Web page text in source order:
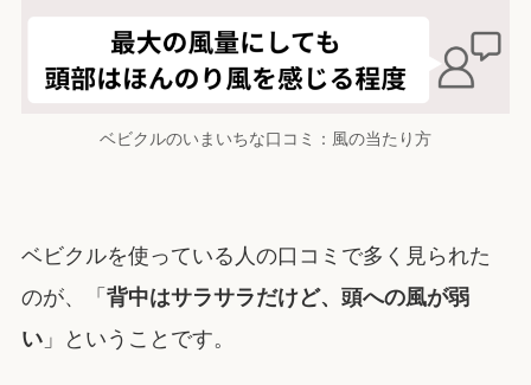
ベビクルのいまいちな口コミ：風の当たり方
ベビクルを使っている人の口コミで多く見られた
のが、「 背中はサラサラだけど、頭への風が弱
い」ということです。